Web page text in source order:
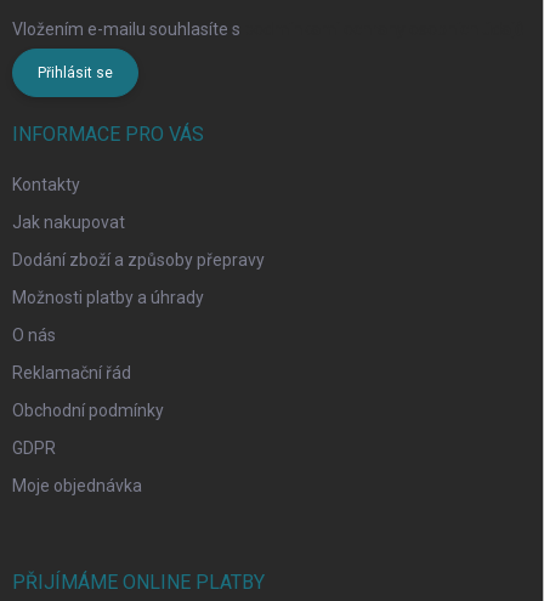
Vložením e-mailu souhlasíte s
Přihlásit se
INFORMACE PRO VÁS
Kontakty
Jak nakupovat
Dodání zboží a způsoby přepravy
Možnosti platby a úhrady
O nás
Reklamační řád
Obchodní podmínky
GDPR
Moje objednávka
PŘIJÍMÁME ONLINE PLATBY